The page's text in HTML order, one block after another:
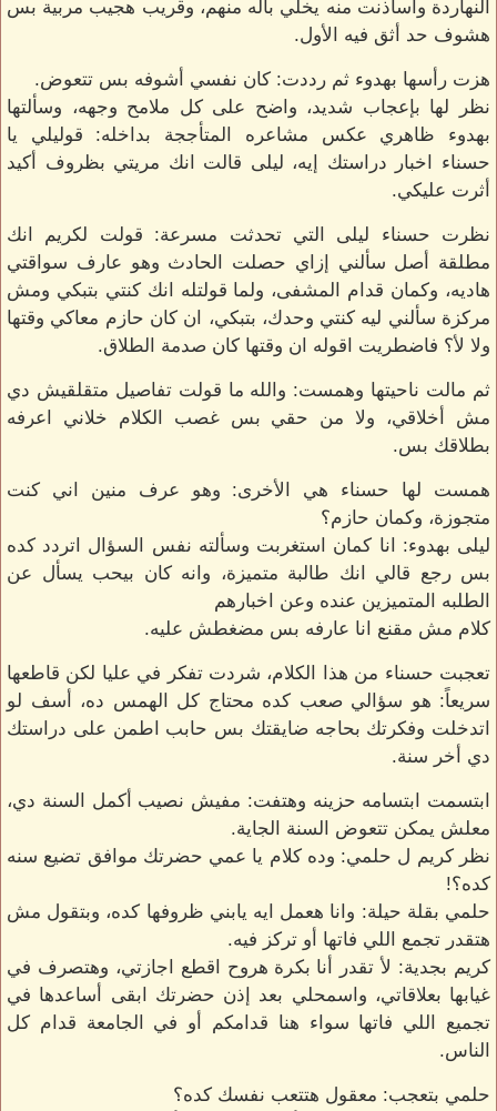
النهاردة واسأذنت منه يخلي باله منهم، وقريب هجيب مربية بس
هشوف حد أثق فيه الأول.
هزت رأسها بهدوء ثم رددت: كان نفسي أشوفه بس تتعوض.
نظر لها بإعجاب شديد، واضح على كل ملامح وجهه، وسألتها
بهدوء ظاهري عكس مشاعره المتأججة بداخله: قوليلي يا
حسناء اخبار دراستك إيه، ليلى قالت انك مريتي بظروف أكيد
أثرت عليكي.
نظرت حسناء ليلى التي تحدثت مسرعة: قولت لكريم انك
مطلقة أصل سألني إزاي حصلت الحادث وهو عارف سواقتي
هاديه، وكمان قدام المشفى، ولما قولتله انك كنتي بتبكي ومش
مركزة سألني ليه كنتي وحدك، بتبكي، ان كان حازم معاكي وقتها
ولا لأ؟ فاضطريت اقوله ان وقتها كان صدمة الطلاق.
ثم مالت ناحيتها وهمست: والله ما قولت تفاصيل متقلقيش دي
مش أخلاقي، ولا من حقي بس غصب الكلام خلاني اعرفه
بطلاقك بس.
همست لها حسناء هي الأخرى: وهو عرف منين اني كنت
متجوزة، وكمان حازم؟
ليلى بهدوء: انا كمان استغربت وسألته نفس السؤال اتردد كده
بس رجع قالي انك طالبة متميزة، وانه كان بيحب يسأل عن
الطلبه المتميزين عنده وعن اخبارهم
كلام مش مقنع انا عارفه بس مضغطش عليه.
تعجبت حسناء من هذا الكلام، شردت تفكر في عليا لكن قاطعها
سريعاً: هو سؤالي صعب كده محتاج كل الهمس ده، أسف لو
اتدخلت وفكرتك بحاجه ضايقتك بس حابب اطمن على دراستك
دي أخر سنة.
ابتسمت ابتسامه حزينه وهتفت: مفيش نصيب أكمل السنة دي،
معلش يمكن تتعوض السنة الجاية.
نظر كريم ل حلمي: وده كلام يا عمي حضرتك موافق تضيع سنه
كده؟!
حلمي بقلة حيلة: وانا هعمل ايه يابني ظروفها كده، وبتقول مش
هتقدر تجمع اللي فاتها أو تركز فيه.
كريم بجدية: لأ تقدر أنا بكرة هروح اقطع اجازتي، وهتصرف في
غيابها بعلاقاتي، واسمحلي بعد إذن حضرتك ابقى أساعدها في
تجميع اللي فاتها سواء هنا قدامكم أو في الجامعة قدام كل
الناس.
حلمي بتعجب: معقول هتتعب نفسك كده؟